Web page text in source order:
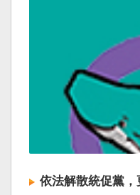
依法解散統促黨